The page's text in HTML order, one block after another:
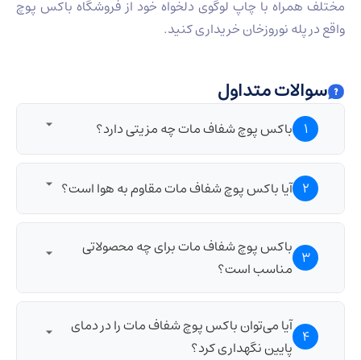
مختلف همراه با چاپ لوگوی دلخواه خود از فروشگاه باکس پوچ
واقع در پله نوروزخان خریداری‌ کنید.
سوالات متداول
باکس پوچ شفاف مات چه مزیتی دارد؟
این باکس‌ها با ظاهر مات، نمایی مدرن به محصول
می‌دهند و محتوا را به‌طور کامل نمایش می‌دهند.
2 آیا باکس پوچ شفاف مات مقاوم به هوا است؟
بله، این باکس‌ها با لایه‌های محافظتی از نفوذ هوا
جلوگیری می‌کنند.
3 باکس پوچ شفاف مات برای چه محصولاتی
مناسب است؟
برای محصولات غذایی مانند تنقلات و مواد غذایی خشک
مناسب است.
4 آیا می‌توان باکس پوچ شفاف مات را در دمای
پایین نگهداری کرد؟